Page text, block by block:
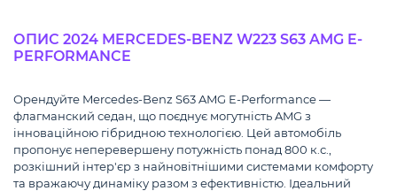
ОПИС 2024 MERCEDES-BENZ W223 S63 AMG E-
PERFORMANCE
Орендуйте Mercedes-Benz S63 AMG E-Performance —
флагманский седан, що поєднує могутність AMG з
інноваційною гібридною технологією. Цей автомобіль
пропонує неперевершену потужність понад 800 к.с.,
розкішний інтер'єр з найновітнішими системами комфорту
та вражаючу динаміку разом з ефективністю. Ідеальний